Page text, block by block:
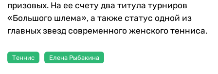
призовых. На ее счету два титула турниров
«Большого шлема», а также статус одной из
главных звезд современного женского тенниса.
Теннис Елена Рыбакина